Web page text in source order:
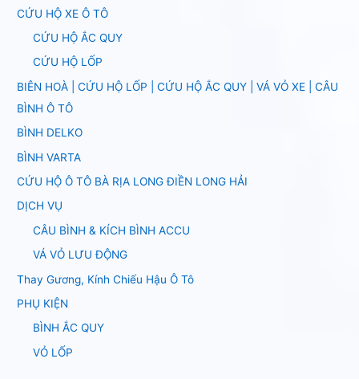
CỨU HỘ XE Ô TÔ
CỨU HỘ ẮC QUY
CỨU HỘ LỐP
BIÊN HOÀ | CỨU HỘ LỐP | CỨU HỘ ẮC QUY | VÁ VỎ XE | CÂU
BÌNH Ô TÔ
BÌNH DELKO
BÌNH VARTA
CỨU HỘ Ô TÔ BÀ RỊA LONG ĐIỀN LONG HẢI
DỊCH VỤ
CÂU BÌNH & KÍCH BÌNH ACCU
VÁ VỎ LƯU ĐỘNG
Thay Gương, Kính Chiếu Hậu Ô Tô
PHỤ KIỆN
BÌNH ẮC QUY
VỎ LỐP